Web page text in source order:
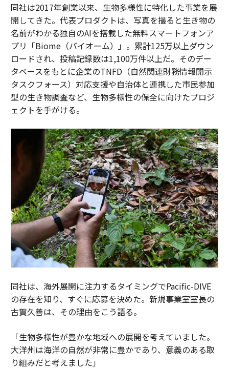
同社は2017年創業以来、生物多様性に特化した事業を展
開してきた。代表プロダクトは、写真を撮ると生き物の
名前がわかる独自のAIを搭載した無料スマートフォンア
プリ「Biome（バイオーム）」。累計125万以上ダウン
ロードされ、投稿記録数は1,100万件以上だ。そのデー
タベースをもとに企業のTNFD（自然関連財務情報開示
タスクフォース）対応支援や自治体と連携した市民参加
型の生き物調査など、生物多様性の保全に向けたプロジ
ェクトを手がける。
同社は、海外展開に注力するタイミングでPacific-DIVE
の存在を知り、すぐに応募を決めた。新規事業室室長の
古賀久善は、その理由をこう語る。
「生物多様性が豊かな地域への展開を考えていました。
大洋州は海洋の自然が非常に豊かであり、意義のある取
り組みだと考えました」